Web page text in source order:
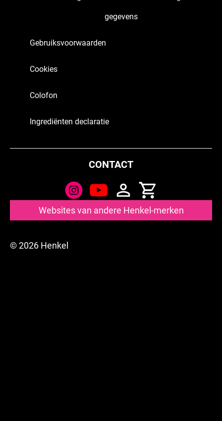
gegevens
Gebruiksvoorwaarden
Cookies
Colofon
Ingrediënten declaratie
CONTACT
Websites van andere Henkel-merken
© 2026 Henkel